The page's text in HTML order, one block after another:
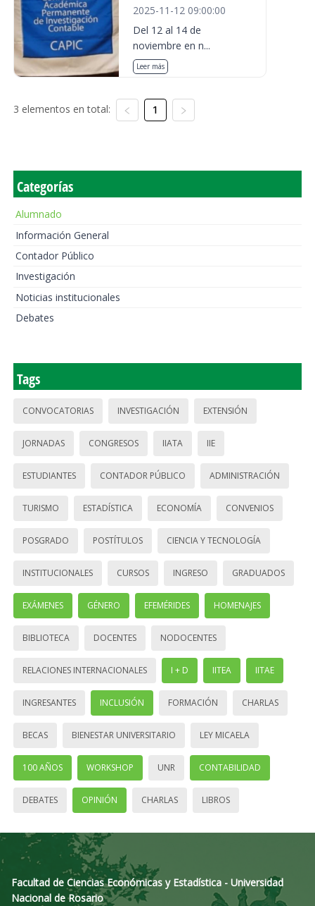
2025-11-12 09:00:00
Del 12 al 14 de
noviembre en n...
Leer más
3 elementos en total: 1
Categorías
Alumnado
Información General
Contador Público
Investigación
Noticias institucionales
Debates
Tags
CONVOCATORIAS INVESTIGACIÓN EXTENSIÓN
JORNADAS CONGRESOS IIATA IIE
ESTUDIANTES CONTADOR PÚBLICO ADMINISTRACIÓN
TURISMO ESTADÍSTICA ECONOMÍA CONVENIOS
POSGRADO POSTÍTULOS CIENCIA Y TECNOLOGÍA
INSTITUCIONALES CURSOS INGRESO GRADUADOS
EXÁMENES GÉNERO EFEMÉRIDES HOMENAJES
BIBLIOTECA DOCENTES NODOCENTES
RELACIONES INTERNACIONALES I + D IITEA IITAE
INGRESANTES INCLUSIÓN FORMACIÓN CHARLAS
BECAS BIENESTAR UNIVERSITARIO LEY MICAELA
100 AÑOS WORKSHOP UNR CONTABILIDAD
DEBATES OPINIÓN CHARLAS LIBROS
Facultad de Ciencias Económicas y Estadística - Universidad
Nacional de Rosario